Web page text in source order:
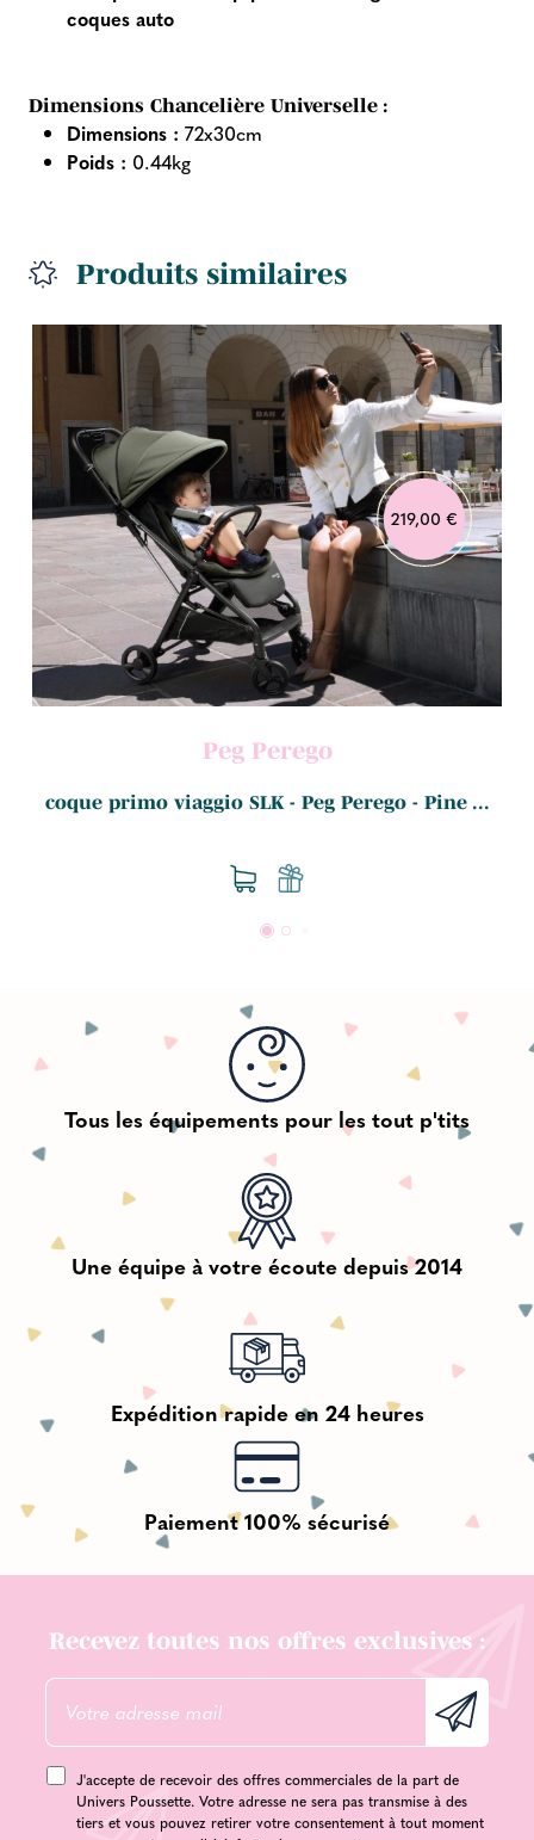
coques auto
Dimensions Chancelière Universelle :
Dimensions : 72x30cm
Poids : 0.44kg
Produits similaires
219,00 €
Peg Perego
coque primo viaggio SLK - Peg Perego - Pine ...
Tous les équipements pour les tout p'tits
Une équipe à votre écoute depuis 2014
Expédition rapide en 24 heures
Paiement 100% sécurisé
Recevez toutes nos offres exclusives :
J'accepte de recevoir des offres commerciales de la part de
Univers Poussette. Votre adresse ne sera pas transmise à des
tiers et vous pouvez retirer votre consentement à tout moment